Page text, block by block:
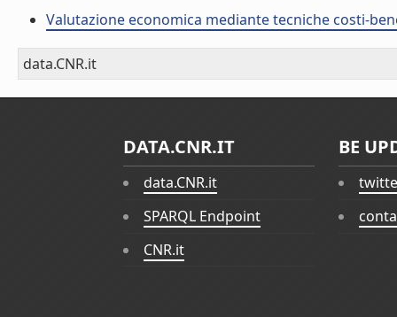
Valutazione economica mediante tecniche costi-
data.CNR.it
DATA.CNR.IT
data.CNR.it
SPARQL Endpoint
CNR.it
BE